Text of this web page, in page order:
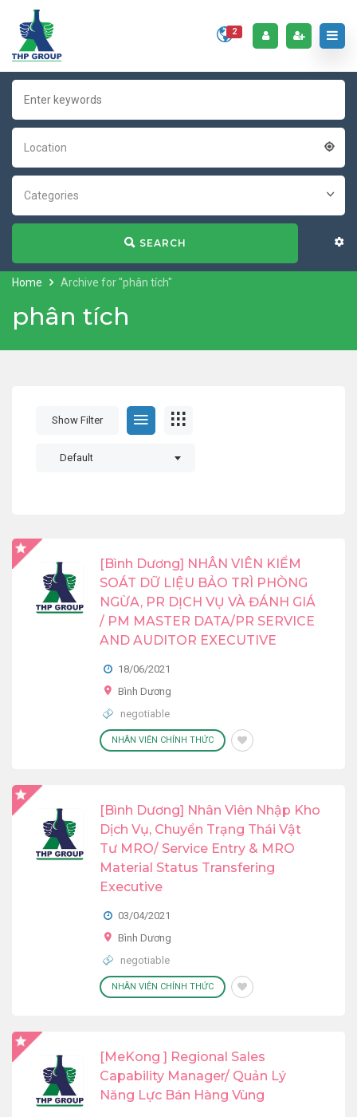
2
Location
Categories
SEARCH
Home Archive for "phân tích"
phân tích
Show Filter
Default
[Bình Dương] NHÂN VIÊN KIỂM
SOÁT DỮ LIỆU BẢO TRÌ PHÒNG
NGỪA, PR DỊCH VỤ VÀ ĐÁNH GIÁ
/ PM MASTER DATA/PR SERVICE
AND AUDITOR EXECUTIVE
18/06/2021
Bình Dương
negotiable
NHÂN VIÊN CHÍNH THỨC
[Bình Dương] Nhân Viên Nhập Kho
Dịch Vụ, Chuyển Trạng Thái Vật
Tư MRO/ Service Entry & MRO
Material Status Transfering
Executive
03/04/2021
Bình Dương
negotiable
NHÂN VIÊN CHÍNH THỨC
[MeKong ] Regional Sales
Capability Manager/ Quản Lý
Năng Lực Bán Hàng Vùng